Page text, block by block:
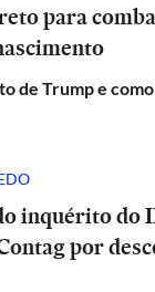
para
de Trump e
inquérito do
por